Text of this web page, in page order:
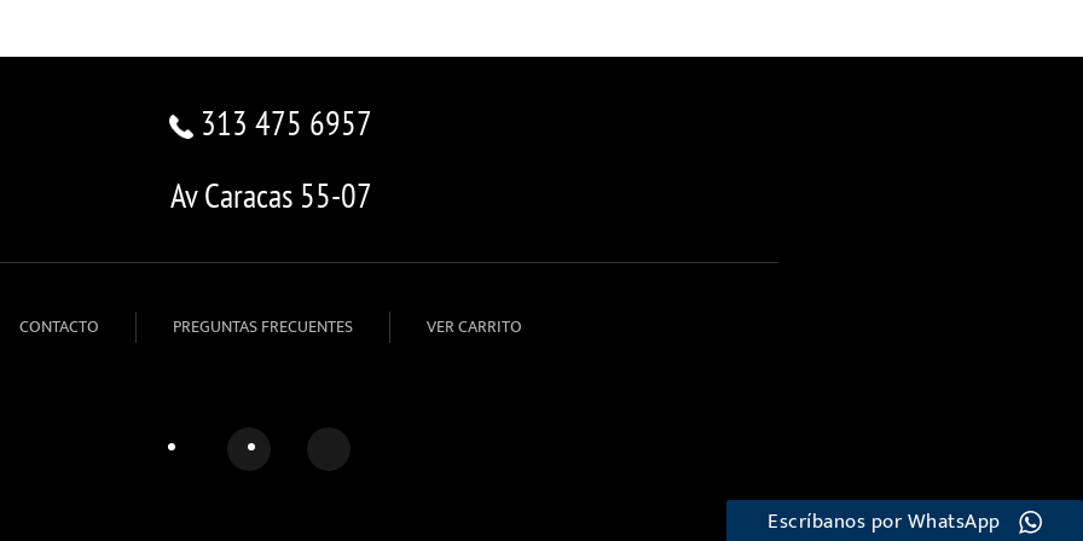
313 475 6957
Av Caracas 55-07
CONTACTO PREGUNTAS FRECUENTES VER CARRITO
Escríbanos por WhatsApp